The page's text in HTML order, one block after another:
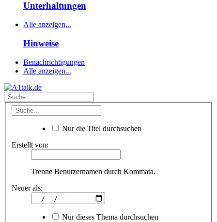
Unterhaltungen
Alle anzeigen...
Hinweise
Benachrichtigungen
Alle anzeigen...
Nur die Titel durchsuchen
Erstellt von:
Trenne Benutzernamen durch Kommata.
Neuer als:
Nur dieses Thema durchsuchen